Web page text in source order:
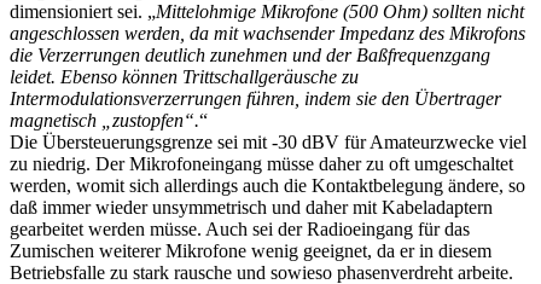
dimensioniert sei. „Mittelohmige Mikrofone (500 Ohm) sollten nicht
angeschlossen werden, da mit wachsender Impedanz des Mikrofons
die Verzerrungen deutlich zunehmen und der Baßfrequenzgang
leidet. Ebenso können Trittschallgeräusche zu
Intermodulationsverzerrungen führen, indem sie den Übertrager
magnetisch „zustopfen“.“
Die Übersteuerungsgrenze sei mit -30 dBV für Amateurzwecke viel
zu niedrig. Der Mikrofoneingang müsse daher zu oft umgeschaltet
werden, womit sich allerdings auch die Kontaktbelegung ändere, so
daß immer wieder unsymmetrisch und daher mit Kabeladaptern
gearbeitet werden müsse. Auch sei der Radioeingang für das
Zumischen weiterer Mikrofone wenig geeignet, da er in diesem
Betriebsfalle zu stark rausche und sowieso phasenverdreht arbeite.